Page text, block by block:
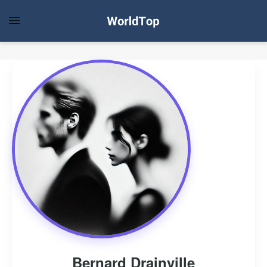
Bernard Drainville